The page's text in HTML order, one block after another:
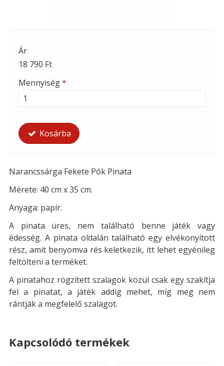
Ár
18 790 Ft
Mennyiség*
Kosárba
Narancssárga Fekete Pók Pinata
Mérete: 40 cm x 35 cm.
Anyaga: papír.
A pinata üres, nem található benne játék vagy
édesség. A pinata oldalán található egy elvékonyított
rész, amit benyomva rés keletkezik, itt lehet egyénileg
feltölteni a terméket.
A pinatahoz rögzített szalagok közül csak egy szakítja
fel a pinatat, a játék addig mehet, míg meg nem
rántják a megfelelő szalagot.
Kapcsolódó termékek